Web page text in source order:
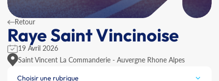
Retour
Raye Saint Vincinoise
19 Avril 2026
Saint Vincent La Commanderie - Auvergne Rhone Alpes
Choisir une rubrique